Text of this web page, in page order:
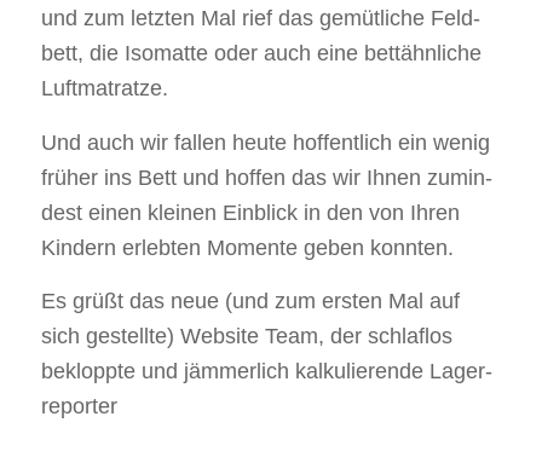
und zum letz­ten Mal rief das gemüt­li­che Feld­
bett, die Iso­mat­te oder auch eine bett­ähn­li­che
Luft­ma­trat­ze.
Und auch wir fal­len heu­te hof­fent­lich ein wenig
frü­her ins Bett und hof­fen das wir Ihnen zumin­
dest einen klei­nen Ein­blick in den von Ihren
Kin­dern erleb­ten Momen­te geben konn­ten.
Es grüßt das neue (und zum ers­ten Mal auf
sich gestell­te) Web­site Team, der schlaf­los
beklopp­te und jäm­mer­lich kal­ku­lie­ren­de Lager­
re­por­ter